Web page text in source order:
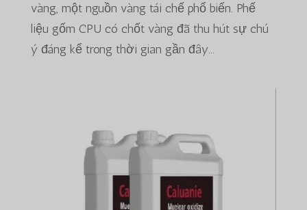
vàng, một nguồn vàng tái chế phổ biến. Phế
liệu gốm CPU có chốt vàng đã thu hút sự chú
ý đáng kể trong thời gian gần đây...